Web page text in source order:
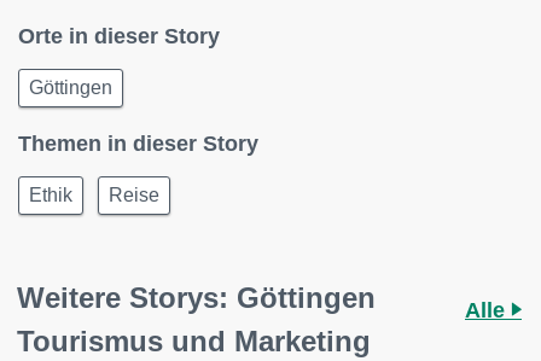
Orte in dieser Story
Göttingen
Themen in dieser Story
Ethik Reise
Weitere Storys: Göttingen
Tourismus und Marketing
Alle